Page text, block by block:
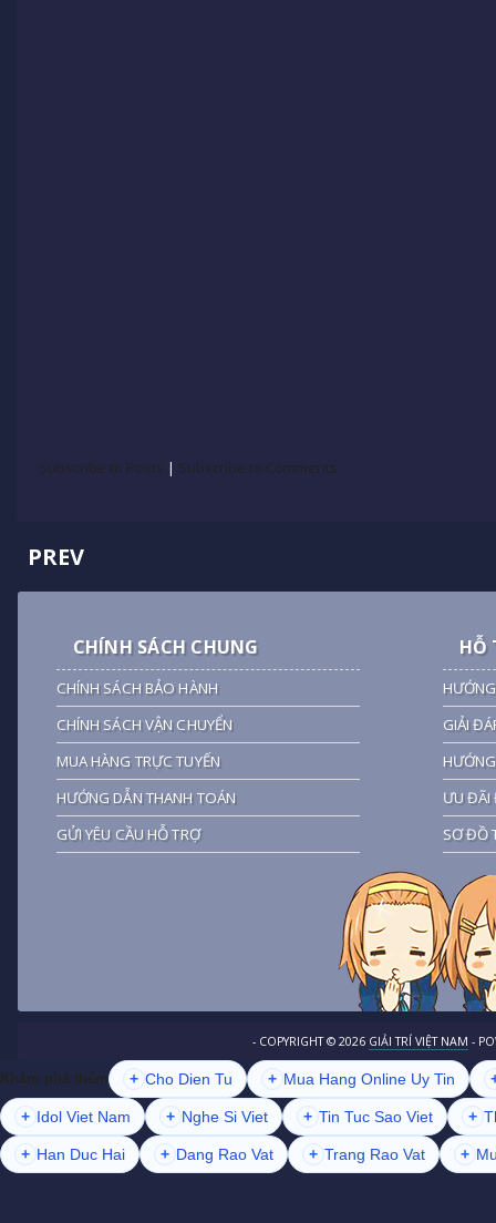
Subscribe to Posts | Subscribe to Comments
PREV
CHÍNH SÁCH CHUNG
CHÍNH SÁCH BẢO HÀNH
CHÍNH SÁCH VẬN CHUYỂN
MUA HÀNG TRỰC TUYẾN
HƯỚNG DẪN THANH TOÁN
GỬI YÊU CẦU HỖ TRỢ
HỖ
GIẢI
ƯU ĐÃI
SƠ ĐỒ
- COPYRIGHT © 2026 GIẢI TRÍ VIỆT NAM -
Khám phá thêm + Cho Dien Tu + Mua Hang Online Uy Tin
+ Idol Viet Nam + Nghe Si Viet + Tin Tuc Sao Viet +
+ Han Duc Hai + Dang Rao Vat + Trang Rao Vat +